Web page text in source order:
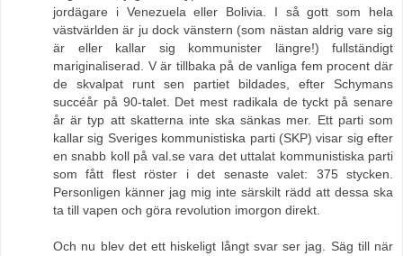
jordägare i Venezuela eller Bolivia. I så gott som hela
västvärlden är ju dock vänstern (som nästan aldrig vare sig
är eller kallar sig kommunister längre!) fullständigt
mariginaliserad. V är tillbaka på de vanliga fem procent där
de skvalpat runt sen partiet bildades, efter Schymans
succéår på 90-talet. Det mest radikala de tyckt på senare
år är typ att skatterna inte ska sänkas mer. Ett parti som
kallar sig Sveriges kommunistiska parti (SKP) visar sig efter
en snabb koll på val.se vara det uttalat kommunistiska parti
som fått flest röster i det senaste valet: 375 stycken.
Personligen känner jag mig inte särskilt rädd att dessa ska
ta till vapen och göra revolution imorgon direkt.
Och nu blev det ett hiskeligt långt svar ser jag. Säg till när